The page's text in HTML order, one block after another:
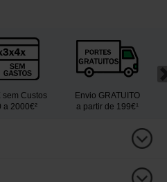
sem Custos
a 2000€²
Envio GRATUITO
a partir de 199€¹